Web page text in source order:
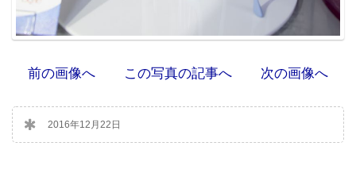
前の画像へ この写真の記事へ 次の画像へ
2016年12月22日